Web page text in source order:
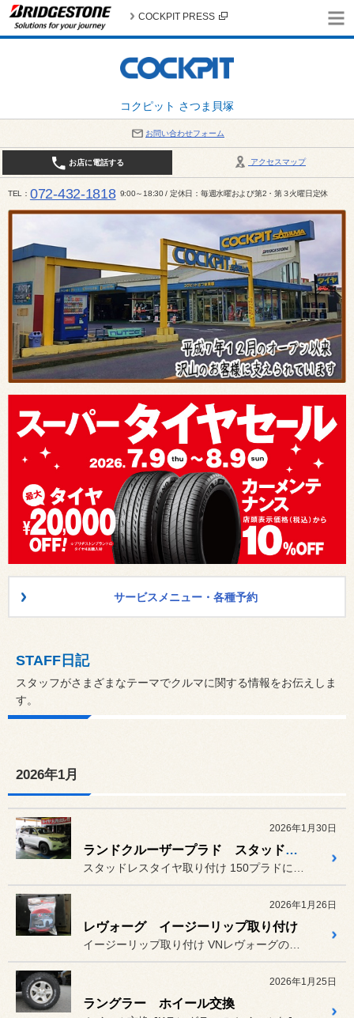
コクピット さつま貝塚
COCKPIT PRESS
お問い合わせフォーム
アクセスマップ
お店に電話する
TEL 072-432-1818 9:00～18:30 / 定休日：毎週水曜および第2・第３火曜日定休
サービスメニュー・各種予約
STAFF日記
スタッフがさまざまなテーマでクルマに関する情報をお伝えしま
す。
2026年1月
2026年1月30日
ランドクルーザープラド スタッドレスタイヤ取り付け
2026年1月26日
レヴォーグ イージーリップ取り付け
2026年1月25日
ラングラー ホイール交換